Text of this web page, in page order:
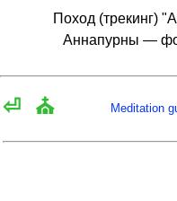
Поход (трекинг)
Аннапурны —
⏎ ⛪ Meditation